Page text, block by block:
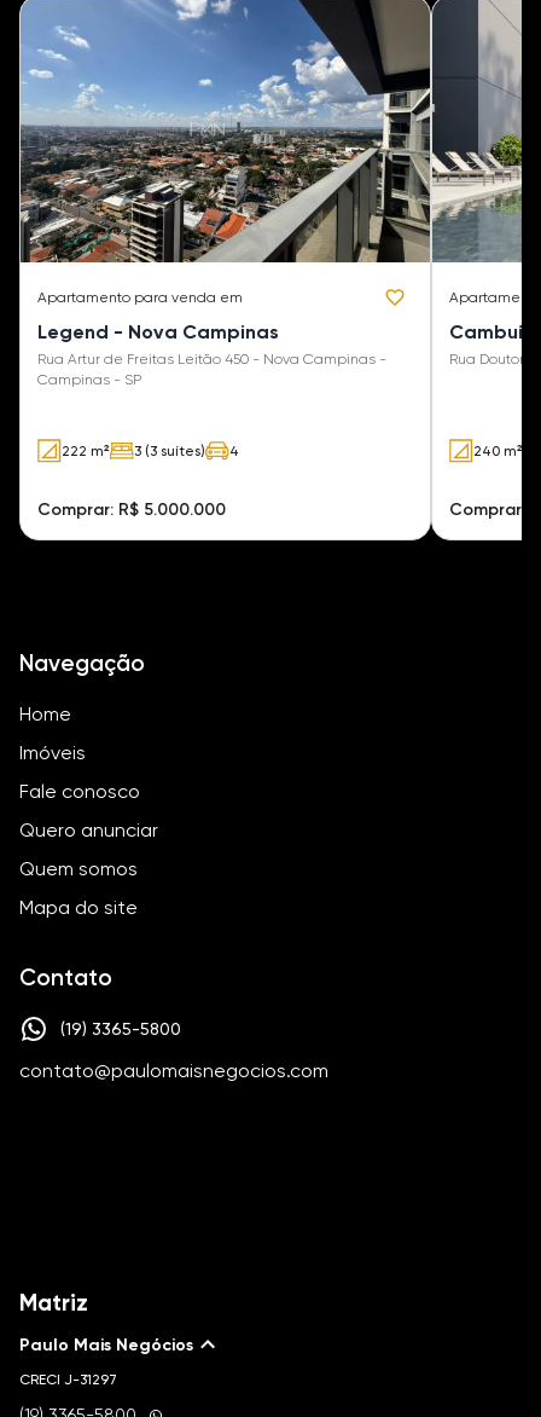
Apartamento para venda em
Legend - Nova Campinas
Rua Artur de Freitas Leitão 450 - Nova Campinas -
Campinas - SP
222 m² 3 (3 suítes) 4
Comprar: R$ 5.000.000
Cambuí
Rua Doutor
240 m²
Comprar:
Navegação
Home
Imóveis
Fale conosco
Quero anunciar
Quem somos
Mapa do site
Contato
(19) 3365-5800
contato@paulomaisnegocios.com
Matriz
Paulo Mais Negócios
CRECI J-31297